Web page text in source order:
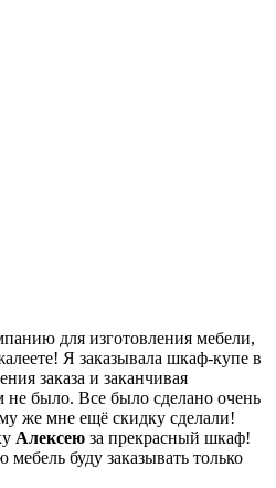
для изготовления мебели,
Я заказывала шкаф-купе в
заказа и заканчивая
было. Все было сделано очень
же мне ещё скидку сделали!
Алексею за прекрасный шкаф!
буду заказывать только